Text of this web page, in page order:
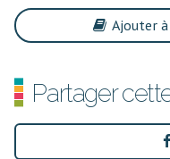
Ajouter
Partager